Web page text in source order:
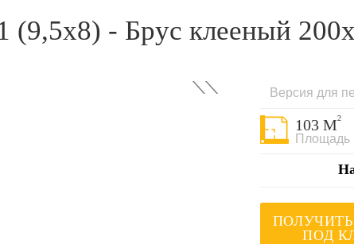
(9,5x8) - Брус клееный
› Версия для
103 М2
Площадь
ПОЛУЧИТЬ
ПОД